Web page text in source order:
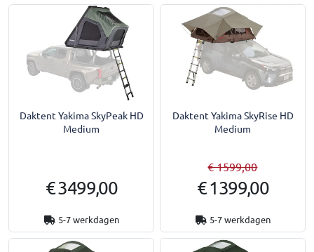
Daktent Yakima SkyPeak HD
Medium
€ 3499,00
5-7 werkdagen
Daktent Yakima SkyRise HD
Medium
€ 1599,00
€ 1399,00
5-7 werkdagen